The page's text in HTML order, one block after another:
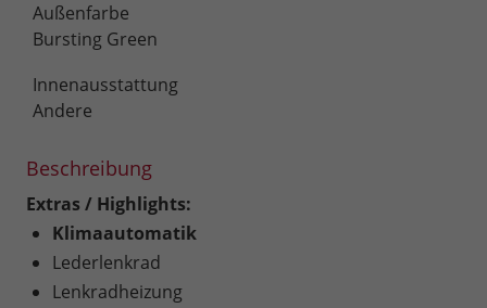
Außenfarbe
Bursting Green
Innenausstattung
Andere
Beschreibung
Extras / Highlights:
Klimaautomatik
Lederlenkrad
Lenkradheizung